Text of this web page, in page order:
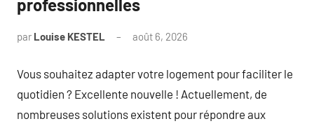
professionnelles
par Louise KESTEL août 6, 2026
Vous souhaitez adapter votre logement pour faciliter le
quotidien ? Excellente nouvelle ! Actuellement, de
nombreuses solutions existent pour répondre aux